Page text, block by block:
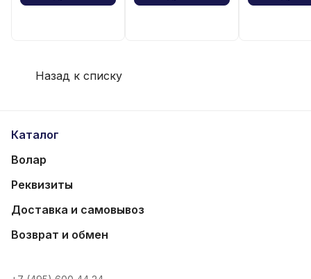
Назад к списку
Каталог
Волар
Реквизиты
Доставка и самовывоз
Возврат и обмен